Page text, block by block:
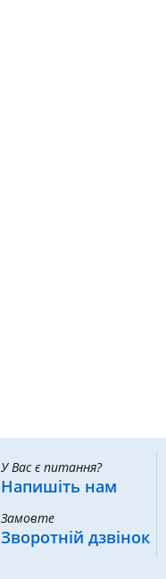
У Вас є питання?
Напишіть нам
Замовте
Зворотній дзвінок